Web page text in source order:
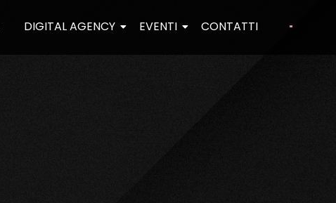
DIGITAL AGENCY EVENTI CONTATTI